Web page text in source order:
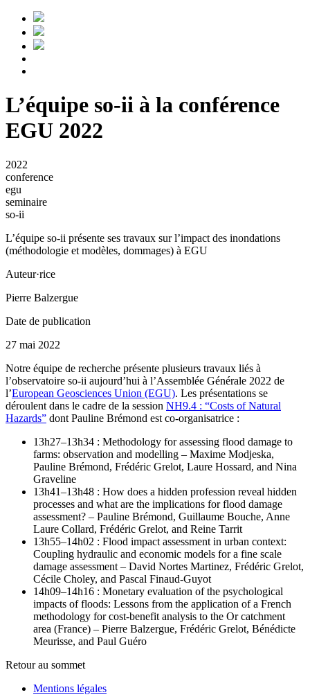
L’équipe so-ii à la conférence
EGU 2022
2022
conference
egu
seminaire
so-ii
L’équipe so-ii présente ses travaux sur l’impact des inondations
(méthodologie et modèles, dommages) à EGU
Auteur·rice
Pierre Balzergue
Date de publication
27 mai 2022
Notre équipe de recherche présente plusieurs travaux liés à
l’observatoire so-ii aujourd’hui à l’Assemblée Générale 2022 de
l’European Geosciences Union (EGU). Les présentations se
déroulent dans le cadre de la session NH9.4 : “Costs of Natural
Hazards” dont Pauline Brémond est co-organisatrice :
13h27–13h34 : Methodology for assessing flood damage to
farms: observation and modelling – Maxime Modjeska,
Pauline Brémond, Frédéric Grelot, Laure Hossard, and Nina
Graveline
13h41–13h48 : How does a hidden profession reveal hidden
processes and what are the implications for flood damage
assessment? – Pauline Brémond, Guillaume Bouche, Anne
Laure Collard, Frédéric Grelot, and Reine Tarrit
13h55–14h02 : Flood impact assessment in urban context:
Coupling hydraulic and economic models for a fine scale
damage assessment – David Nortes Martinez, Frédéric Grelot,
Cécile Choley, and Pascal Finaud-Guyot
14h09–14h16 : Monetary evaluation of the psychological
impacts of floods: Lessons from the application of a French
methodology for cost-benefit analysis to the Or catchment
area (France) – Pierre Balzergue, Frédéric Grelot, Bénédicte
Meurisse, and Paul Guéro
Retour au sommet
Mentions légales